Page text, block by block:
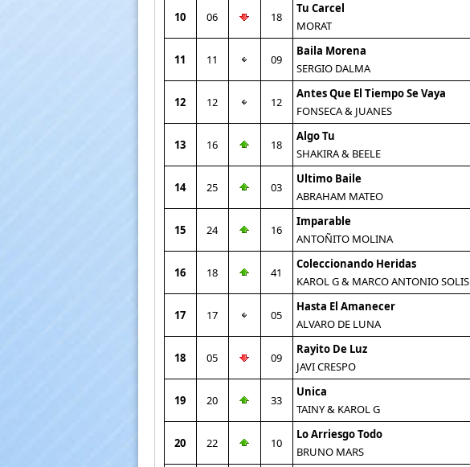
10 06 18
Tu Carcel
MORAT
11 11 09
Baila Morena
SERGIO DALMA
12 12 12
Antes Que El Tiempo Se Vaya
FONSECA & JUANES
13 16 18
Algo Tu
SHAKIRA & BEELE
14 25 03
Ultimo Baile
ABRAHAM MATEO
15 24 16
Imparable
ANTOÑITO MOLINA
16 18 41
Coleccionando Heridas
KAROL G & MARCO ANTONIO SOLIS
17 17 05
Hasta El Amanecer
ALVARO DE LUNA
18 05 09
Rayito De Luz
JAVI CRESPO
19 20 33
Unica
TAINY & KAROL G
20 22 10
Lo Arriesgo Todo
BRUNO MARS